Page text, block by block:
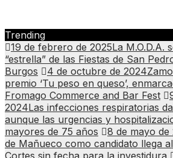
Trending
19 de febrero de 2025La M.O.D.A.
“estrella” de las Fiestas de San
Burgos
4 de octubre de 2024
premio ‘Tu peso en queso’,
Fromago Commerce and Bar Fest
2024Las infecciones respiratorias
aunque las urgencias y
mayores de 75 años
8 de mayo de
de Mañueco como candidato llega
Cortes sin fecha para la investidura